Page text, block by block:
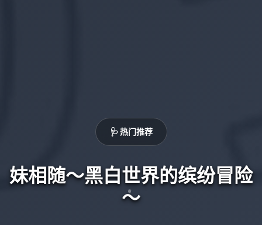
🩺 热门推荐
妹相随～黑白世界的缤纷冒险
～